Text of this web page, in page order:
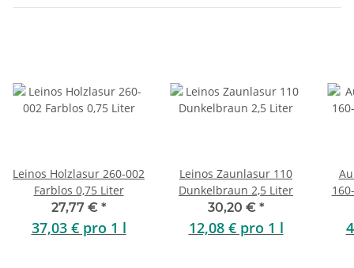
Leinos Holzlasur 260-002
Farblos 0,75 Liter
27,77 € *
37,03 € pro 1 l
Leinos Zaunlasur 110
Dunkelbraun 2,5 Liter
30,20 € *
12,08 € pro 1 l